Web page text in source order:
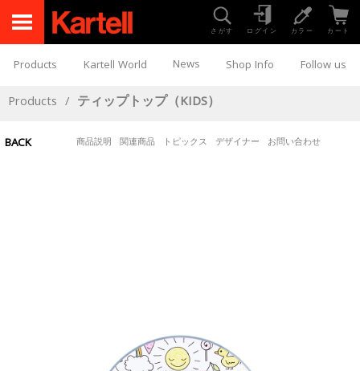
さがす ログイン カラー カート
Products Kartell World News Shop Info Follow us
Products / ティップトップ（KIDS）
BACK 商品説明 関連商品 トピックス デザイナー お問い合わせ